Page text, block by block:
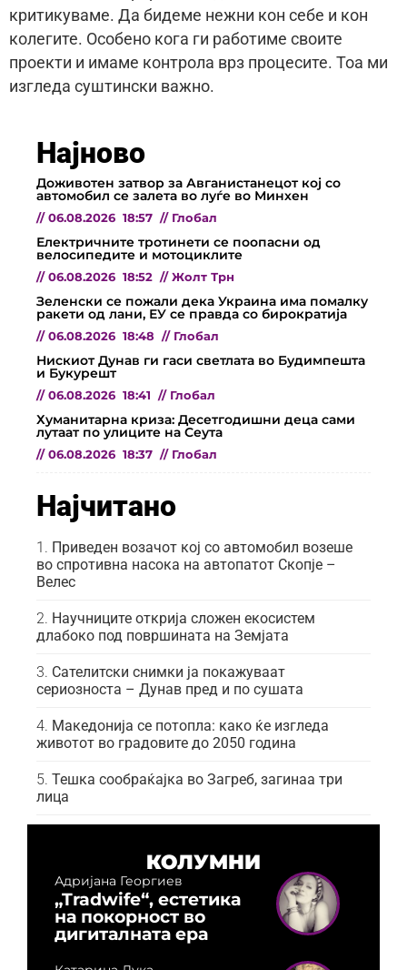
критикуваме. Да бидеме нежни кон себе и кон
колегите. Особено кога ги работиме своите
проекти и имаме контрола врз процесите. Тоа ми
изгледа суштински важно.
Најново
Доживотен затвор за Авганистанецот кој со
автомобил се залета во луѓе во Минхен
// 06.08.2026 18:57 // Глобал
Електричните тротинети се поопасни од
велосипедите и мотоциклите
// 06.08.2026 18:52 // Жолт Трн
Зеленски се пожали дека Украина има помалку
ракети од лани, ЕУ се правда со бирократија
// 06.08.2026 18:48 // Глобал
Нискиот Дунав ги гаси светлата во Будимпешта
и Букурешт
// 06.08.2026 18:41 // Глобал
Хуманитарна криза: Десетгодишни деца сами
лутаат по улиците на Сеута
// 06.08.2026 18:37 // Глобал
Најчитано
Приведен возачот кој со автомобил возеше
во спротивна насока на автопатот Скопје –
Велес
Научниците открија сложен екосистем
длабоко под површината на Земјата
Сателитски снимки ја покажуваат
сериозноста – Дунав пред и по сушата
Македонија се потопла: како ќе изгледа
животот во градовите до 2050 година
Тешка сообраќајка во Загреб, загинаа три
лица
КОЛУМНИ
Адријана Георгиев
„Tradwife“, естетика
на покорност во
дигиталната ера